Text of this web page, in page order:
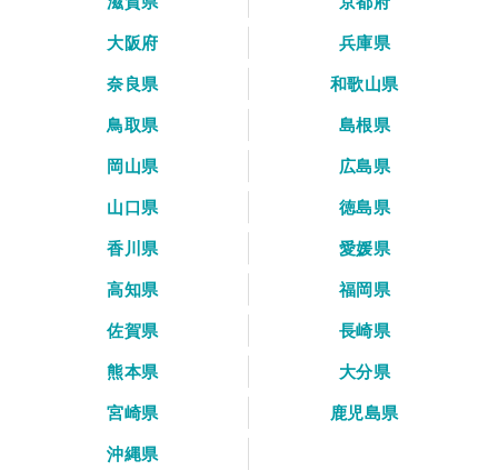
大阪府
兵庫県
奈良県
和歌山県
鳥取県
島根県
岡山県
広島県
山口県
徳島県
香川県
愛媛県
高知県
福岡県
佐賀県
長崎県
熊本県
大分県
宮崎県
鹿児島県
沖縄県